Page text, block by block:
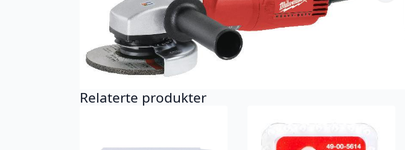
Relaterte produkter